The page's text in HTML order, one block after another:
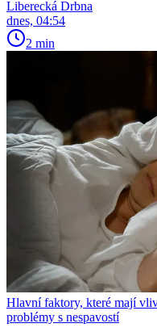
Liberecká Drbna
dnes, 04:54
2 min
Hlavní faktory, které mají
problémy s nespavostí